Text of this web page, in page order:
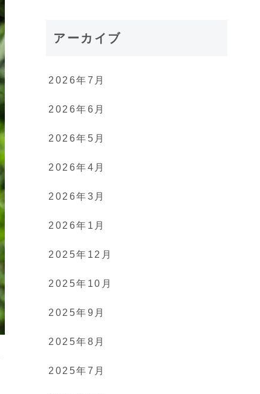
アーカイブ
2026年7月
2026年6月
2026年5月
2026年4月
2026年3月
2026年1月
2025年12月
2025年10月
2025年9月
2025年8月
2025年7月